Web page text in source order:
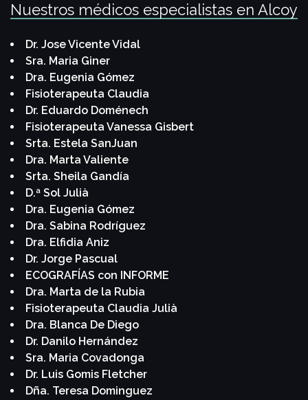
Nuestros médicos especialistas en Alcoy
Dr. Jose Vicente Vidal
Sra. Maria Giner
Dra. Eugenia Gómez
Fisioterapeuta Claudia
Dr. Eduardo Doménech
Fisioterapeuta Vanessa Gisbert
Srta. Estela SanJuan
Dra. Marta Valiente
Srta. Sheila Gandía
D.ª Sol Julià
Dra. Eugenia Gómez
Dra. Sabina Rodríguez
Dra. Elfidia Aniz
Dr. Jorge Pascual
ECOGRAFÍAS con INFORME
Dra. Marta de la Rubia
Fisioterapeuta Claudia Julià
Dra. Blanca De Diego
Dr. Danilo Hernández
Sra. Maria Covadonga
Dr. Luis Gomis Fletcher
Dña. Teresa Dominguez